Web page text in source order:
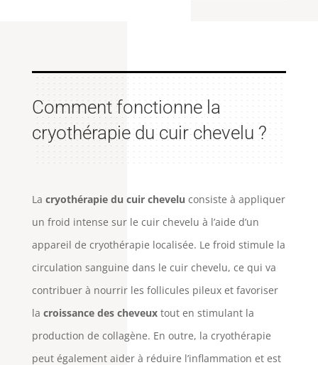
Comment fonctionne la
cryothérapie du cuir chevelu ?
La cryothérapie du cuir chevelu consiste à appliquer
un froid intense sur le cuir chevelu à l’aide d’un
appareil de cryothérapie localisée. Le froid stimule la
circulation sanguine dans le cuir chevelu, ce qui va
contribuer à nourrir les follicules pileux et favoriser
la croissance des cheveuxtout en stimulant la
production de collagène. En outre, la cryothérapie
peut également aider à réduire l’inflammation et est